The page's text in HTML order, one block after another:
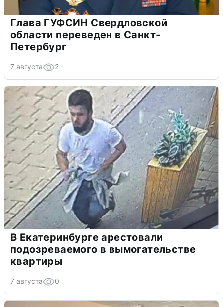
Глава ГУФСИН Свердловской
области переведен в Санкт-
Петербург
7 августа 2
В Екатеринбурге арестовали
подозреваемого в вымогательстве
квартиры
7 августа 0